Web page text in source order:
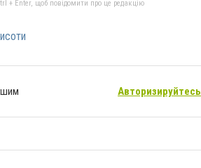
+ Enter, щоб повідомити про це редакцію
Авторизируйтесь